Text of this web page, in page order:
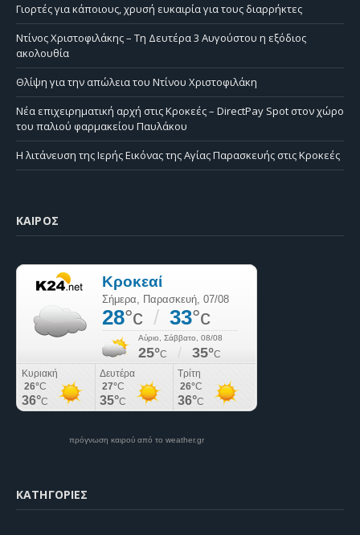
Γιορτές για κάποιους, χρυσή ευκαιρία για τους διαρρήκτες
Ντίνος Χριστοφιλάκης – Τη Δευτέρα 3 Αυγούστου η εξόδιος
ακολουθία
Θλίψη για την απώλεια του Ντίνου Χριστοφιλάκη
Νέα επιχειρηματική αρχή στις Κροκεές – DirectPay Spot στον χώρο
του παλιού φαρμακείου Παυλάκου
Η λιτάνευση της Ιερής Εικόνας της Αγίας Παρασκευής στις Κροκεές
ΚΑΙΡΌΣ
πρόγνωση καιρού από το weather.gr
KΑΤΗΓΟΡΊΕΣ